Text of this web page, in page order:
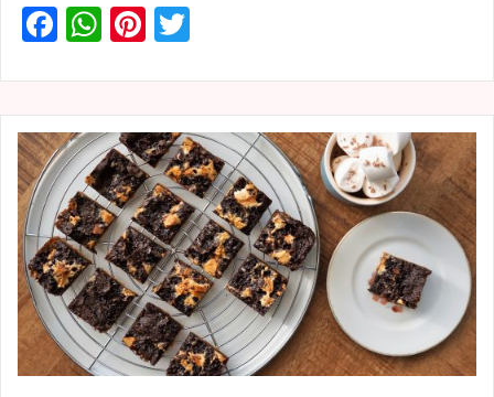
F
b
o
o
k
W
s
A
p
p
Pi
es
t
er